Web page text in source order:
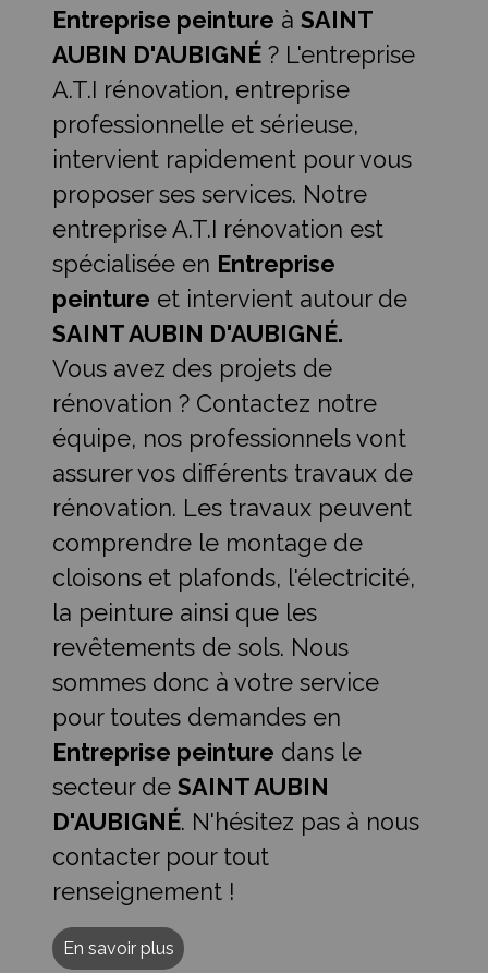
Entreprise peinture à SAINT
AUBIN D'AUBIGNÉ ? L'entreprise
A.T.I rénovation, entreprise
professionnelle et sérieuse,
intervient rapidement pour vous
proposer ses services. Notre
entreprise A.T.I rénovation est
spécialisée en Entreprise
peinture et intervient autour de
SAINT AUBIN D'AUBIGNÉ.
Vous avez des projets de
rénovation ? Contactez notre
équipe, nos professionnels vont
assurer vos différents travaux de
rénovation. Les travaux peuvent
comprendre le montage de
cloisons et plafonds, l'électricité,
la peinture ainsi que les
revêtements de sols. Nous
sommes donc à votre service
pour toutes demandes en
Entreprise peinture dans le
secteur de SAINT AUBIN
D'AUBIGNÉ. N'hésitez pas à nous
contacter pour tout
renseignement !
En savoir plus